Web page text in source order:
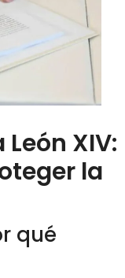
XIV:
la
qué